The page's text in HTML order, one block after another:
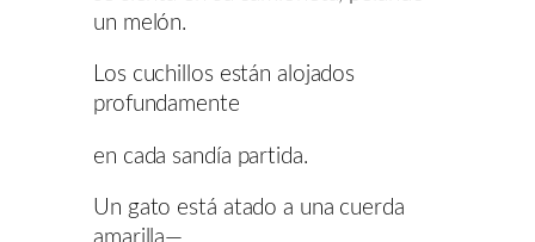
un melón.
Los cuchillos están alojados
profundamente
en cada sandía partida.
Un gato está atado a una cuerda